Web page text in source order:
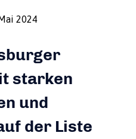
2024
starken
und
der Liste